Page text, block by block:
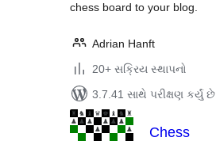
chess board to your blog.
Adrian Hanft
20+ સક્રિય સ્થાપનો
3.7.41 સાથે પરીક્ષણ કર્યું છે
Chess